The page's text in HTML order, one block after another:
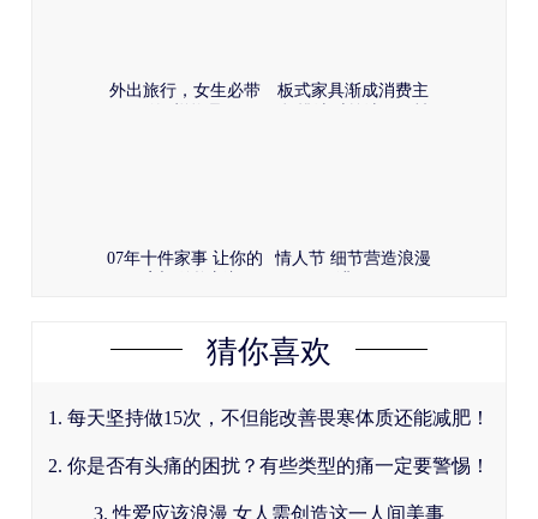
外出旅行，女生必带
板式家具渐成消费主
07年十件家事 让你的
情人节 细节营造浪漫
猜你喜欢
1. 每天坚持做15次，不但能改善畏寒体质还能减肥！
2. 你是否有头痛的困扰？有些类型的痛一定要警惕！
3. 性爱应该浪漫 女人需创造这一人间美事